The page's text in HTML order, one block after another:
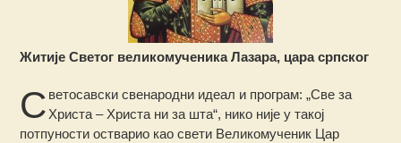
Житије Светог великомученика Лазара, цара српског
С ветосавски свенародни идеал и програм: „Све за
Христа – Христа ни за шта“, нико није у такој
потпуности остварио као свети Великомученик Цар